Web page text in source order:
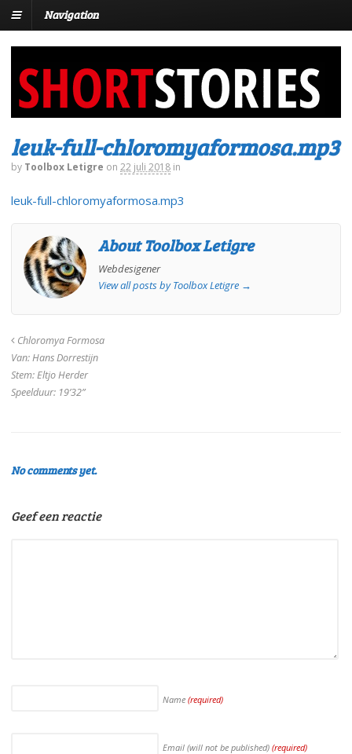
Navigation
leuk-full-chloromyaformosa.mp3
by Toolbox Letigre on 22 juli 2018 in
leuk-full-chloromyaformosa.mp3
About Toolbox Letigre
Webdesigener
View all posts by Toolbox Letigre →
Chloromya Formosa
Van: Hans Dorrestijn
Stem: Eltjo Herder
Speelduur: 19’32”
No comments yet.
Geef een reactie
Name (required)
Email (will not be published) (required)